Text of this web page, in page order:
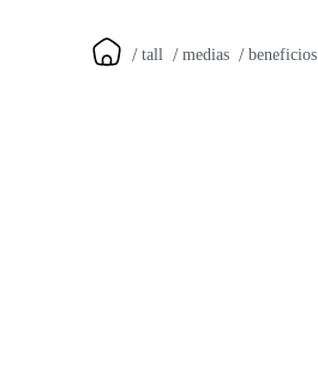
tall medias beneficios